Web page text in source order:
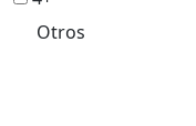
Otros